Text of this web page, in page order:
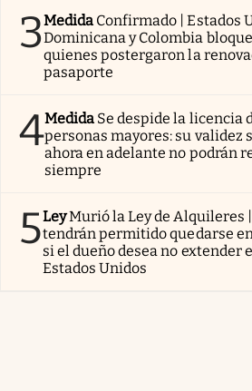
3Medida Confirmado | Estados
Dominicana y Colombia
quienes postergaron la
pasaporte
4Medida Se despide la licencia
personas mayores: su validez
ahora en adelante no podrán
siempre
5LeyMurió la Ley de Alquileres
tendrán permitido quedarse
si el dueño desea no extender
Estados Unidos